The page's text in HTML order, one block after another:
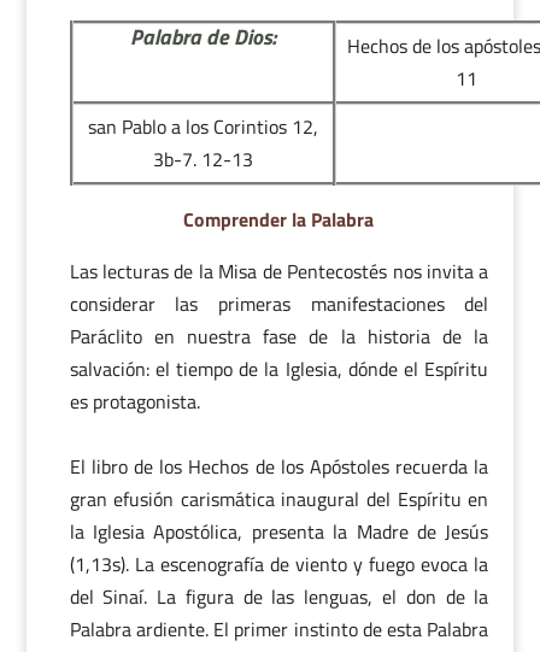
Palabra de Dios:
Hechos de los
11
san Pablo a los Corintios 12,
3b-7. 12-13
Comprender la Palabra
Las lecturas de la Misa de Pentecostés nos invita a
considerar las primeras manifestaciones del
Paráclito en nuestra fase de la historia de la
salvación: el tiempo de la Iglesia, dónde el Espíritu
es protagonista.
El libro de los Hechos de los Apóstoles recuerda la
gran efusión carismática inaugural del Espíritu en
la Iglesia Apostólica, presenta la Madre de Jesús
(1,13s). La escenografía de viento y fuego evoca la
del Sinaí. La figura de las lenguas, el don de la
Palabra ardiente. El primer instinto de esta Palabra